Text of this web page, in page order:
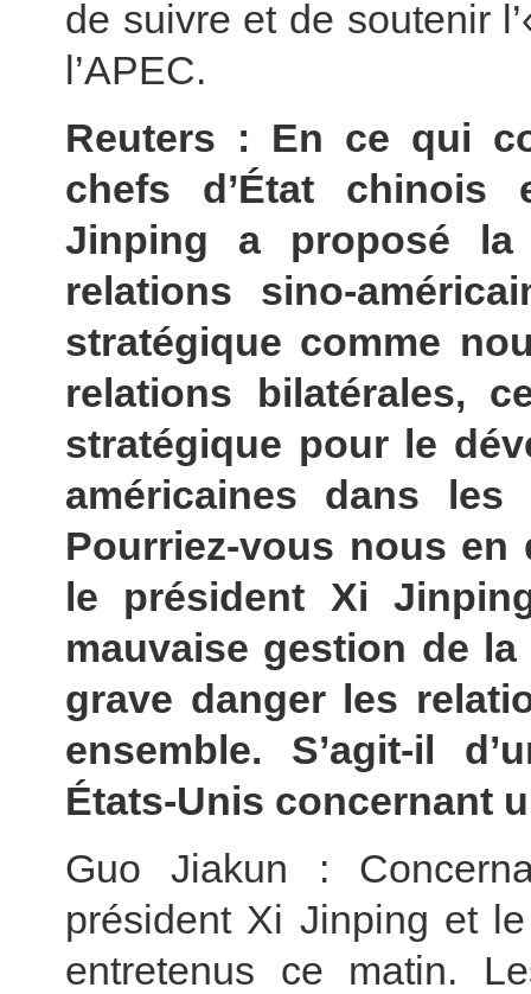
de suivre et de soutenir
l’APEC.
Reuters : En ce qui
chefs d’État chinois
Jinping a proposé la
relations sino-
stratégique comme
relations bilatérales,
stratégique pour le
américaines dans
Pourriez-vous nous
le président Xi
mauvaise gestion de
grave danger les
ensemble. S’agit-il
États-Unis concernant
Guo Jiakun :
président Xi Jinping et
entretenus ce matin.